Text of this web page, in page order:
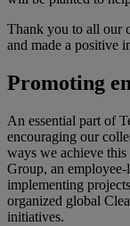
Thank you to all our
and made a positive
Promoting
An essential part of
encouraging our
ways we achieve
Group, an
implementing
organized global
initiatives.